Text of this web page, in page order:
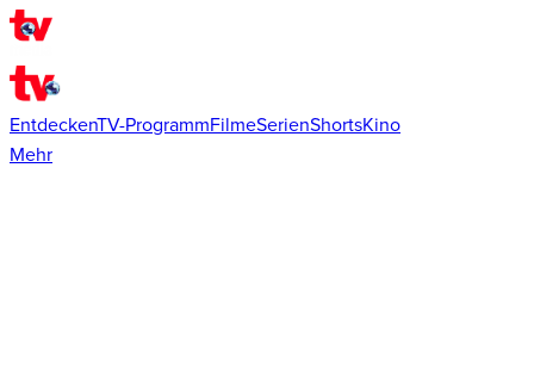
EntdeckenTV-ProgrammFilmeSerienShortsKino
Mehr